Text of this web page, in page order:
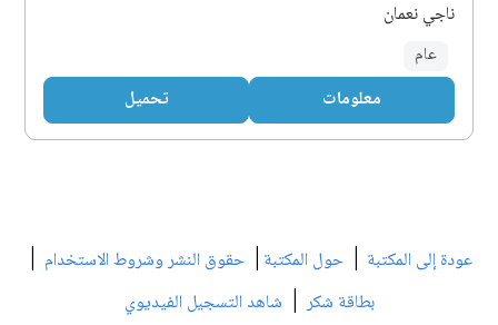
ناجي نعمان
عام
معلومات تحميل
عودة إلى المكتبة | حول المكتبة | حقوق النشر وشروط الاستخدام |
بطاقة شكر| شاهد التسجيل الفيديوي